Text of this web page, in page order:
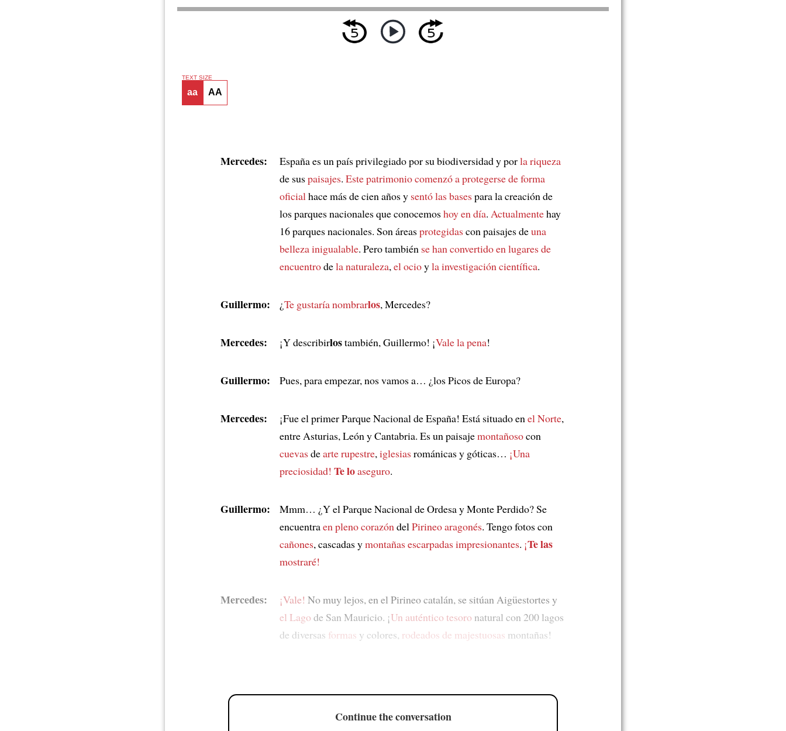
TEXT SIZE
aa AA
Mercedes: España es un país privilegiado por su biodiversidad y porla riqueza
de suspaisajes. Este patrimonio comenzó a protegerse de forma
oficial hace más de cien años y sentó las basespara la creación de
los parques nacionales que conocemoshoy en día. Actualmentehay
16 parques nacionales. Son áreasprotegidascon paisajes deuna
belleza inigualable. Pero también se han convertido en lugares de
encuentrodela naturaleza, el ocioyla investigación científica.
Guillermo: ¿Te gustaría nombrarlos, Mercedes?
Mercedes: ¡Y describirlostambién, Guillermo! ¡Vale la pena!
Guillermo: Pues, para empezar, nos vamos a… ¿los Picos de Europa?
Mercedes: ¡Fue el primer Parque Nacional de España! Está situado en el Norte,
entre Asturias, León y Cantabria. Es un paisajemontañosocon
cuevasdearte rupestre, iglesiasrománicas y góticas… ¡Una
preciosidad! Te loaseguro.
Guillermo:
Mmm… ¿Y el Parque Nacional de Ordesa y Monte Perdido? Se
encuentraen pleno corazón del Pirineo aragonés. Tengo fotos con
cañones, cascadas ymontañas escarpadas impresionantes. ¡Te las
mostraré!
Mercedes: ¡Vale! No muy lejos, en el Pirineo catalán, se sitúan Aigüestortes y
el Lago de San Mauricio. ¡Un auténtico tesoro natural con 200 lagos
de diversas formas y colores, rodeados de majestuosas montañas!
Continue the conversation